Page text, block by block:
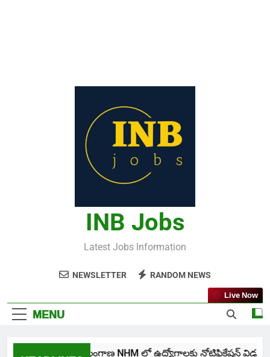
INB Jobs
Latest Jobs Information
NEWSLETTER RANDOM NEWS
MENU
Live Now
తెలంగాణ NHM లో ఉద్యోగాలకు నోటిఫికేషన్ విడుదల